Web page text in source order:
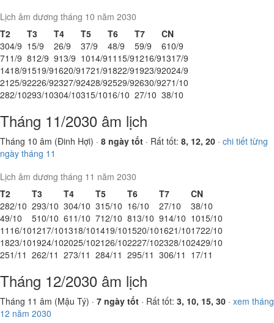
Lịch âm dương tháng 10 năm 2030
T2
T3 T4 T5 T6 T7
CN
304/9 15/9 26/9 37/9 48/9 59/9 610/9
711/9 812/9 913/9 1014/911 15/91216/91317/9
1418/91519/91620/91721/91822/91923/92024/9
2125/92226/92327/92428/92529/92630/9271/10
282/10293/10304/10315/1016/10 27/10 38/10
Tháng 11/2030 âm lịch
Tháng 10 âm (Đinh Hợi) · 8 ngày tốt · Rất tốt: 8, 12, 20 · chi tiết từng
ngày tháng 11
Lịch âm dương tháng 11 năm 2030
T2
T3 T4 T5 T6 T7
CN
282/10 293/10 304/10 315/10 16/10 27/10 38/10
49/10 510/10 611/10 712/10 813/10 914/10 1015/10
11 16/101217/101318/101419/101520/101621/101722/10
1823/101924/102025/102126/102227/102328/102429/10
251/11 262/11 273/11 284/11 295/11 306/11 17/11
Tháng 12/2030 âm lịch
Tháng 11 âm (Mậu Tý) · 7 ngày tốt · Rất tốt: 3, 10, 15, 30 · xem tháng
12 năm 2030